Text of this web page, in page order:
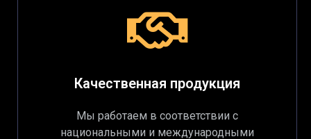
Качественная продукция
Мы работаем в соответствии с
национальными и международными